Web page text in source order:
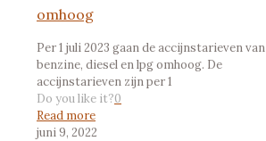
omhoog
Per 1 juli 2023 gaan de accijnstarieven van
benzine, diesel en lpg omhoog. De
accijnstarieven zijn per 1
Do you like it?0
Read more
juni 9, 2022